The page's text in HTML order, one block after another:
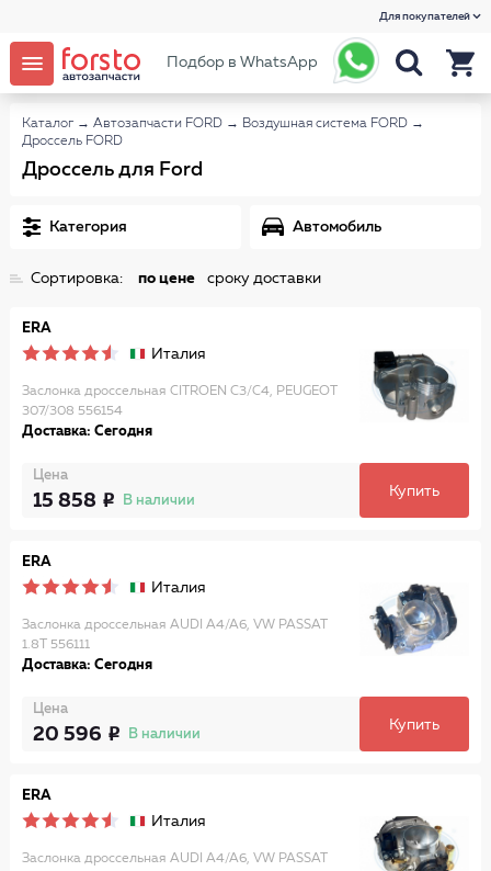
Для покупателей
Подбор в WhatsApp
Каталог → Автозапчасти FORD → Воздушная система FORD →
Дроссель FORD
Дроссель для Ford
Категория Автомобиль
Сортировка: по цене сроку доставки
ERA
Италия
Заслонка дроссельная CITROEN C3/C4, PEUGEOT
307/308 556154
Доставка: Сегодня
Цена
15 858 В наличии
Купить
ERA
Италия
Заслонка дроссельная AUDI A4/A6, VW PASSAT
1.8T 556111
Доставка: Сегодня
Цена
20 596 В наличии
Купить
ERA
Италия
Заслонка дроссельная AUDI A4/A6, VW PASSAT